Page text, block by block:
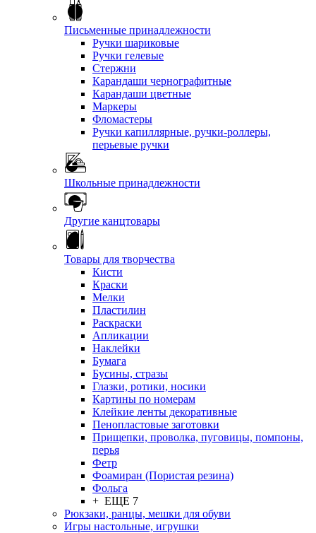
Письменные принадлежности
Ручки шариковые
Ручки гелевые
Стержни
Карандаши чернографитные
Карандаши цветные
Маркеры
Фломастеры
Ручки капиллярные, ручки-роллеры,
перьевые ручки
Школьные принадлежности
Другие канцтовары
Товары для творчества
Кисти
Краски
Мелки
Пластилин
Раскраски
Апликации
Наклейки
Бумага
Бусины, стразы
Глазки, ротики, носики
Картины по номерам
Клейкие ленты декоративные
Пенопластовые заготовки
Прищепки, проволка, пуговицы, помпоны,
перья
Фетр
Фоамиран (Пористая резина)
Фольга
+ ЕЩЕ 7
Рюкзаки, ранцы, мешки для обуви
Игры настольные, игрушки